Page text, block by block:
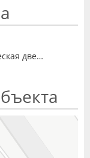
в подъезд